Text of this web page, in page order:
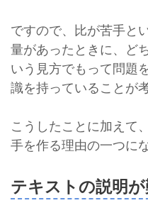
ですので、比が苦手と
量があったときに、ど
いう見方でもって問題
識を持っていることが
こうしたことに加えて
手を作る理由の一つに
テキストの説明